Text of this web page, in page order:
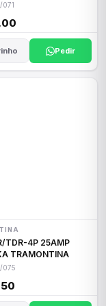
071
Pedir
TRAMONTINA
075